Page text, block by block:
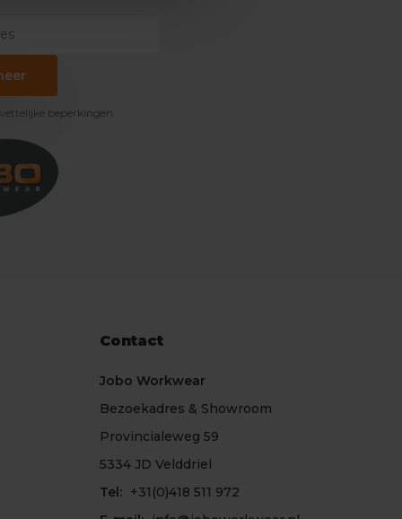
beperkingen
Contact
Jobo Workwear
Bezoekadres & Showroom
Provincialeweg 59
5334 JD Velddriel
Tel: +31(0)418 511 972